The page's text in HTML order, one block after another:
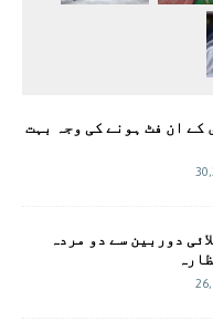
کے ان فٹ ہونے کی وجہ بہت
دوربین سے دو مردہ